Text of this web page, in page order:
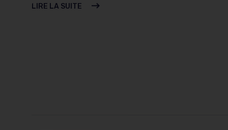
LIRE LA SUITE